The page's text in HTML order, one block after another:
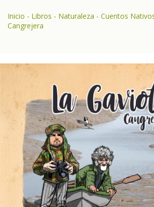
Inicio - Libros - Naturaleza - Cuentos
Cangrejera